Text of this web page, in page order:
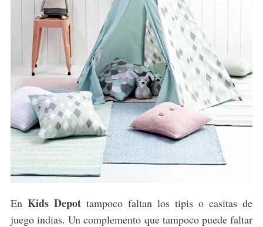
En Kids Depottampoco faltan los tipis o casitas de
juego indias. Un complemento que tampoco puede faltar